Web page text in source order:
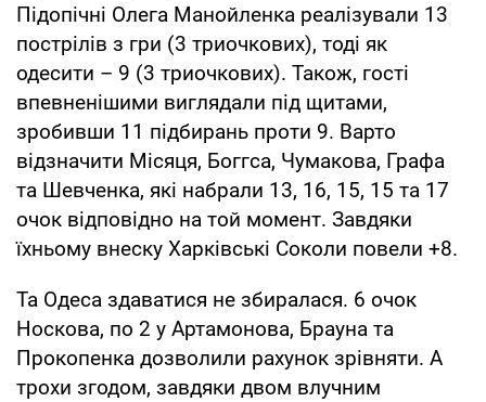
Підопічні Олега Манойленка реалізували 13
пострілів з гри (3 триочкових), тоді як
одесити – 9 (3 триочкових). Також, гості
впевненішими виглядали під щитами,
зробивши 11 підбирань проти 9. Варто
відзначити Місяця, Боггса, Чумакова, Графа
та Шевченка, які набрали 13, 16, 15, 15 та 17
очок відповідно на той момент. Завдяки
їхньому внеску Харківські Соколи повели +8.
Та Одеса здаватися не збиралася. 6 очок
Носкова, по 2 у Артамонова, Брауна та
Прокопенка дозволили рахунок зрівняти. А
трохи згодом, завдяки двом влучним